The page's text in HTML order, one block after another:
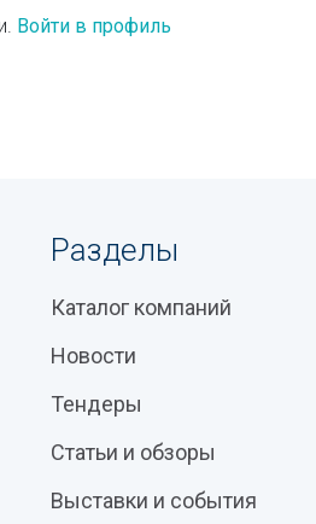
Войти в профиль
Разделы
Каталог компаний
Новости
Тендеры
Статьи и обзоры
Выставки и события